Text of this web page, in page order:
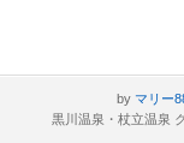
by マリー
黒川温泉・杖立温泉